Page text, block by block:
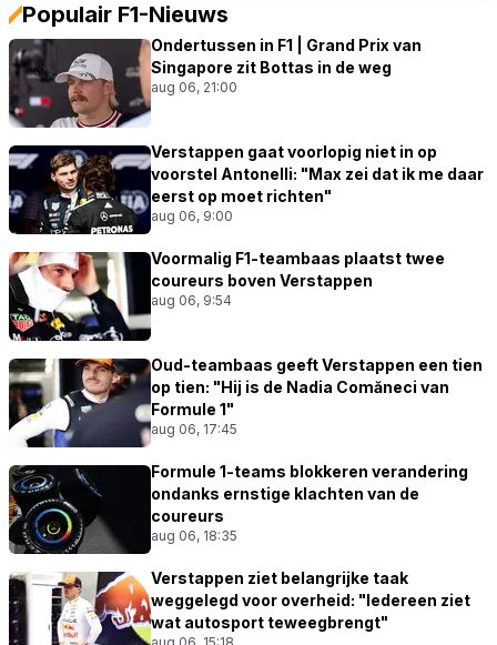
Populair F1-Nieuws
Ondertussen in F1 | Grand Prix van
Singapore zit Bottas in de weg
aug 06, 21:00
Verstappen gaat voorlopig niet in op
voorstel Antonelli: "Max zei dat ik me daar
eerst op moet richten"
aug 06, 9:00
Voormalig F1-teambaas plaatst twee
coureurs boven Verstappen
aug 06, 9:54
Oud-teambaas geeft Verstappen een tien
op tien: "Hij is de Nadia Comăneci van
Formule 1"
aug 06, 17:45
Formule 1-teams blokkeren verandering
ondanks ernstige klachten van de
coureurs
aug 06, 18:35
Verstappen ziet belangrijke taak
weggelegd voor overheid: "Iedereen ziet
wat autosport teweegbrengt"